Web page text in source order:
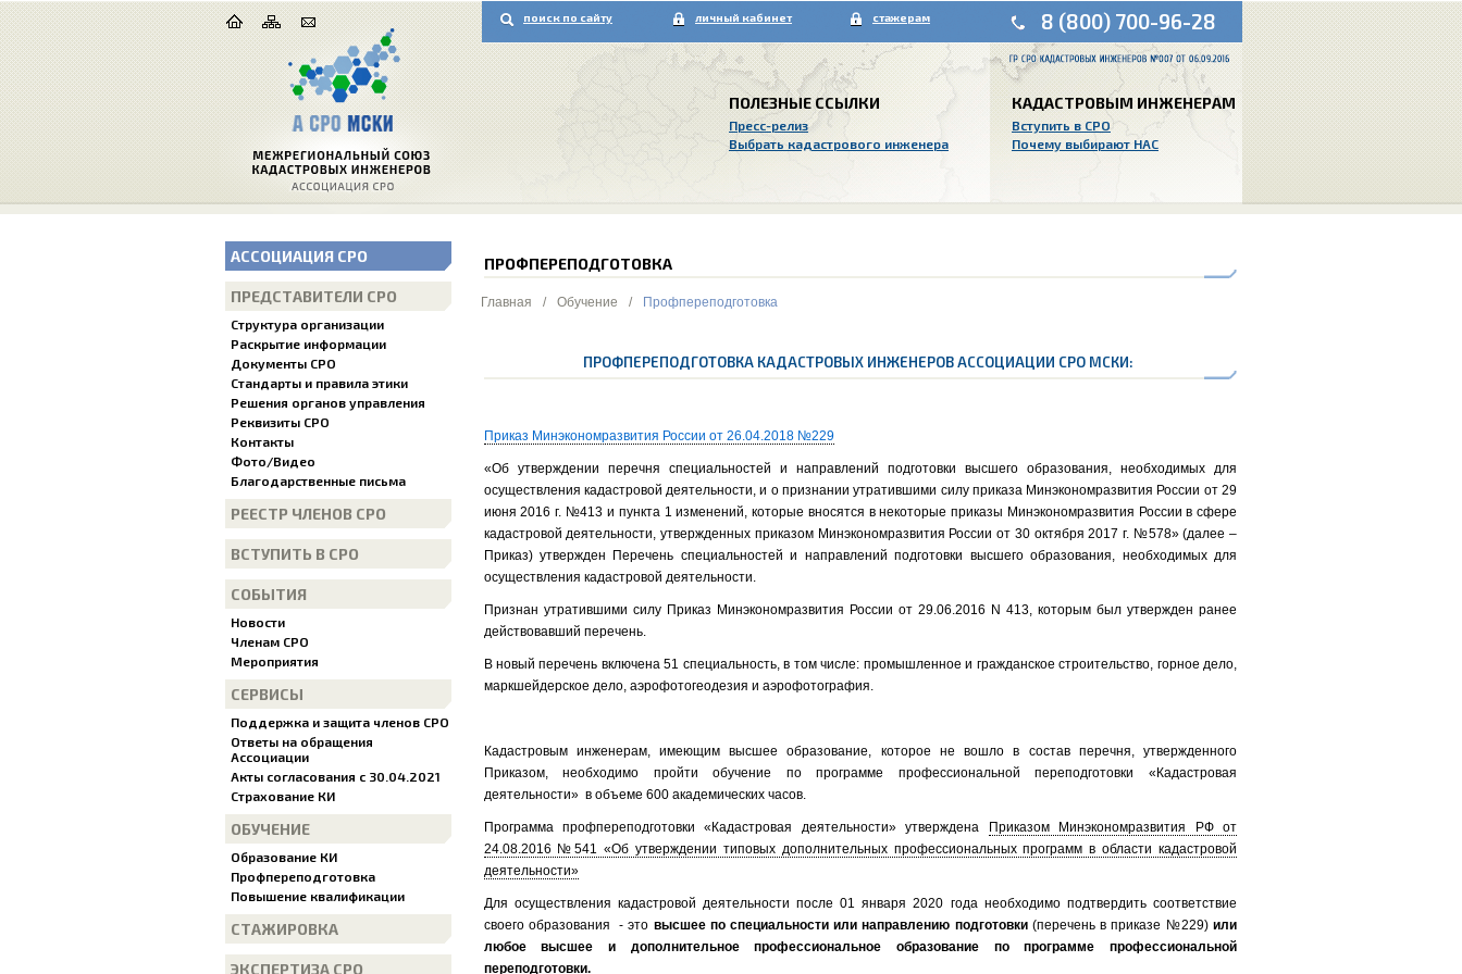
поиск по сайту личный кабинет стажерам 8 (800) 700-96-28
ПОЛЕЗНЫЕ ССЫЛКИ
Пресс-релиз
Выбрать кадастрового инженера
КАДАСТРОВЫМ ИНЖЕНЕРАМ
Вступить в СРО
Почему выбирают НАС
АССОЦИАЦИЯ СРО
ПРЕДСТАВИТЕЛИ СРО
Структура организации
Раскрытие информации
Документы СРО
Стандарты и правила этики
Решения органов управления
Реквизиты СРО
Контакты
Фото/Видео
Благодарственные письма
РЕЕСТР ЧЛЕНОВ СРО
ВСТУПИТЬ В СРО
СОБЫТИЯ
Новости
Членам СРО
Мероприятия
СЕРВИСЫ
Поддержка и защита членов СРО
Ответы на обращения
Ассоциации
Акты согласования с 30.04.2021
Страхование КИ
ОБУЧЕНИЕ
Образование КИ
Профпереподготовка
Повышение квалификации
СТАЖИРОВКА
ЭКСПЕРТИЗА СРО
ПРОФПЕРЕПОДГОТОВКА
Главная / Обучение / Профпереподготовка
ПРОФПЕРЕПОДГОТОВКА КАДАСТРОВЫХ ИНЖЕНЕРОВ АССОЦИАЦИИ СРО МСКИ:
Приказ Минэкономразвития России от 26.04.2018 №229
«Об утверждении перечня специальностей и направлений подготовки высшего образования, необходимых для
осуществления кадастровой деятельности, и о признании утратившими силу приказа Минэкономразвития России от 29
июня 2016 г. №413 и пункта 1 изменений, которые вносятся в некоторые приказы Минэкономразвития России в сфере
кадастровой деятельности, утвержденных приказом Минэкономразвития России от 30 октября 2017 г. №578» (далее –
Приказ) утвержден Перечень специальностей и направлений подготовки высшего образования, необходимых для
осуществления кадастровой деятельности.
Признан утратившими силу Приказ Минэкономразвития России от 29.06.2016 N 413, которым был утвержден ранее
действовавший перечень.
В новый перечень включена 51 специальность, в том числе: промышленное и гражданское строительство, горное дело,
маркшейдерское дело, аэрофотогеодезия и аэрофотография.
Кадастровым инженерам, имеющим высшее образование, которое не вошло в состав перечня, утвержденного
Приказом, необходимо пройти обучение по программе профессиональной переподготовки «Кадастровая
деятельности» в объеме 600 академических часов.
Программа профпереподготовки «Кадастровая деятельности» утверждена
Приказом Минэкономразвития РФ от
24.08.2016 №541 «Об утверждении типовых дополнительных профессиональных программ в области кадастровой
деятельности»
Для осуществления кадастровой деятельности после 01 января 2020 года необходимо подтвердить соответствие
своего образования - это высшее по специальности или направлению подготовки(перечень в приказе №229) или
любое высшее и дополнительное профессиональное образование по программе профессиональной
переподготовки.